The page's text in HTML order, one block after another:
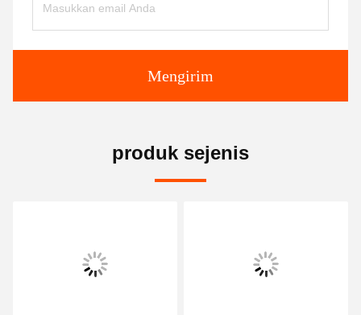
Mengirim
produk sejenis